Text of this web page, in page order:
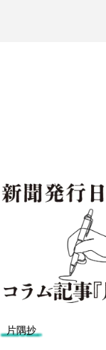
片隅抄